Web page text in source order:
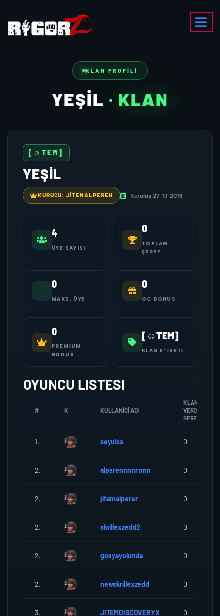
KLAN PROFILI
YEŞİL · KLAN
[☺TEM]
YEŞİL
KURUCU: JITEMALPEREN Kuruluş 27-10-2016
4
ÜYE SAYISI
0
TOPLAM
ŞEREF
0
MAKS. ÜYE
0
GC BONUS
0
PREMIUM
BONUS
[☺TEM]
KLAN ETIKETI
OYUNCU LISTESI
# K KULLANICI ADI
KLANA
VERDIGI
SEREF
1. seyulss 0
2. alperennnnnnnn 0
2. jitemalperen 0
2. skrillexzedd2 0
2. gonyayolunda 0
2. newskrillexzedd 0
3. JITEMDISCOVERYX 0